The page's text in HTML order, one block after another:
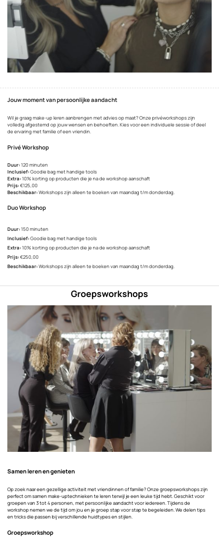
Jouw moment van persoonlijke aandacht
Wil je graag make-up leren aanbrengen met advies op maat? Onze privéworkshops zijn
volledig afgestemd op jouw wensen en behoeften. Kies voor een individuele sessie of deel
de ervaring met familie of een vriendin.
Privé Workshop
Duur:120 minuten
Inclusief:Goodie bag met handige tools
Extra:10% korting op producten die je na de workshop aanschaft
Prijs:€125,00
Beschikbaar:Workshops zijn alleen te boeken van maandag t/m donderdag.
Duo Workshop
Duur:150 minuten
Inclusief:Goodie bag met handige tools
Extra:10% korting op producten die je na de workshop aanschaft
Prijs:€250,00
Beschikbaar:Workshops zijn alleen te boeken van maandag t/m donderdag.
Groepsworkshops
Samen leren en genieten
Op zoek naar een gezellige activiteit met vriendinnen of familie? Onze groepsworkshops zijn
perfect om samen make-uptechnieken te leren terwijl je een leuke tijd hebt. Geschikt voor
groepen van 3 tot 4 personen, met persoonlijke aandacht voor iedereen.Tijdens de
workshop nemen we de tijd om jou en je groep stap voor stap te begeleiden. We delen tips
en tricks die passen bij verschillende huidtypes en stijlen.
Groepsworkshop